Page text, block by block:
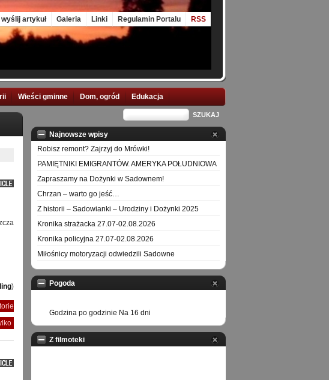
artykuł Galeria Linki Regulamin Portalu RSS
Wieści gminne Dom, ogród Edukacja
)
Najnowsze wpisy
Robisz remont? Zajrzyj do Mrówki!
PAMIĘTNIKI EMIGRANTÓW. AMERYKA POŁUDNIOWA
Zapraszamy na Dożynki w Sadownem!
Chrzan – warto go jeść…
Z historii – Sadowianki – Urodziny i Dożynki 2025
Kronika strażacka 27.07-02.08.2026
Kronika policyjna 27.07-02.08.2026
Miłośnicy motoryzacji odwiedzili Sadowne
Pogoda
Godzina po godzinie Na 16 dni
Z filmoteki